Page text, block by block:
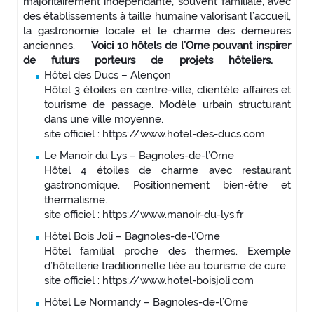
des établissements à taille humaine valorisant l’accueil,
la gastronomie locale et le charme des demeures
anciennes.Voici 10 hôtels de l’Orne pouvant inspirer
de futurs porteurs de projets hôteliers.
Hôtel des Ducs – Alençon
Hôtel 3 étoiles en centre-ville, clientèle affaires et
tourisme de passage. Modèle urbain structurant
dans une ville moyenne.
site officiel : https://www.hotel-des-ducs.com
Le Manoir du Lys – Bagnoles-de-l’Orne
Hôtel 4 étoiles de charme avec restaurant
gastronomique. Positionnement bien-être et
thermalisme.
site officiel : https://www.manoir-du-lys.fr
Hôtel Bois Joli – Bagnoles-de-l’Orne
Hôtel familial proche des thermes. Exemple
d’hôtellerie traditionnelle liée au tourisme de cure.
site officiel : https://www.hotel-boisjoli.com
Hôtel Le Normandy – Bagnoles-de-l’Orne